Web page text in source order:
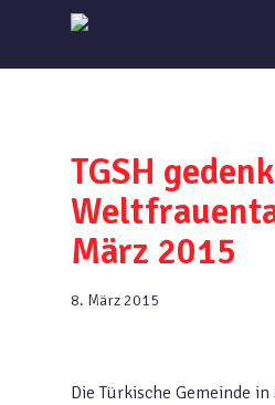
main
TGSH
März 2015
8. März 2015
Die Türkische Gemeinde